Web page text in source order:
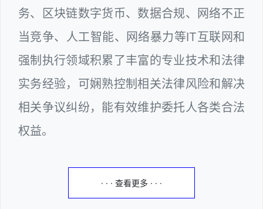
务、区块链数字货币、数据合规、网络不正
当竞争、人工智能、网络暴力等IT互联网和
强制执行领域积累了丰富的专业技术和法律
实务经验，可娴熟控制相关法律风险和解决
相关争议纠纷，能有效维护委托人各类合法
权益。
· · · 查看更多 · · ·